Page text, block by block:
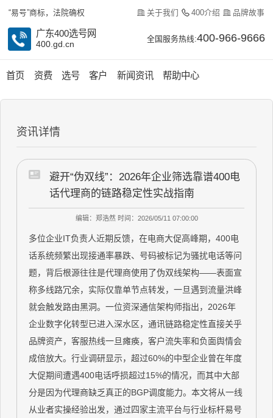
“易号”商标，法院确权 关于我们 400介绍 品牌故事
广东400选号网
400.gd.cn
全国服务热线:400-966-9666
首页 资费 选号 客户 新闻资讯 帮助中心
资讯详情
避开“伪双线”：2026年企业筛选靠谱400电
话代理商的链路稳定性实战指南
编辑：郑浩然 时间：2026/05/11 07:00:00
多位企业IT负责人近期反馈，在电商大促高峰期，400电
话系统频繁出现接通率暴跌、号码被标记为骚扰电话等问
题，背后根源往往是代理商使用了伪双线架构——表面宣
称多线路冗余，实际仅靠单节点转发，一旦遇到流量洪峰
就会触发路由黑洞。一位资深通信架构师指出，2026年
企业数字化转型已进入深水区，通讯链路稳定性直接关乎
品牌资产，客服热线一旦瘫痪，客户流失率和负面舆情会
成倍放大。行业调研显示，超过60%的中型企业曾在年度
大促期间遭遇400电话呼损超过15%的情况，而其中大部
分是因为代理商缺乏真正的BGP调度能力。本文将从一线
从业者实操经验出发，通过四家主流平台与行业标杆易号